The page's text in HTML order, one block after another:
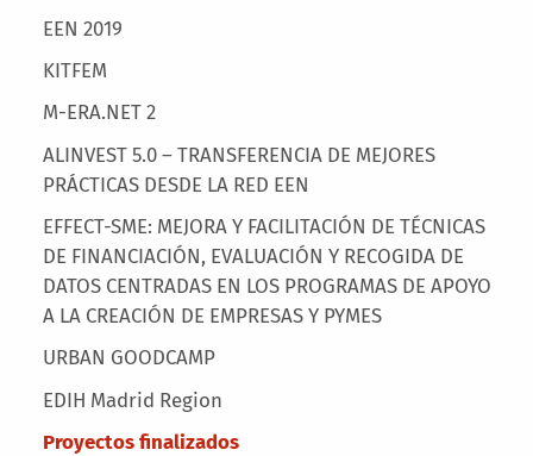
EEN 2019
KITFEM
M-ERA.NET 2
ALINVEST 5.0 – TRANSFERENCIA DE MEJORES
PRÁCTICAS DESDE LA RED EEN
EFFECT-SME: MEJORA Y FACILITACIÓN DE TÉCNICAS
DE FINANCIACIÓN, EVALUACIÓN Y RECOGIDA DE
DATOS CENTRADAS EN LOS PROGRAMAS DE APOYO
A LA CREACIÓN DE EMPRESAS Y PYMES
URBAN GOODCAMP
EDIH Madrid Region
Proyectos finalizados